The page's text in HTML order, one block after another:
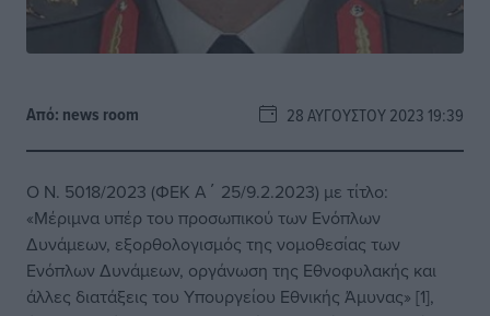
Από: news room 28 ΑΥΓΟΎΣΤΟΥ 2023 19:39
Ο Ν. 5018/2023 (ΦΕΚ Α΄ 25/9.2.2023) με τίτλο:
«Μέριμνα υπέρ του προσωπικού των Ενόπλων
Δυνάμεων, εξορθολογισμός της νομοθεσίας των
Ενόπλων Δυνάμεων, οργάνωση της Εθνοφυλακής και
άλλες διατάξεις του Υπουργείου Εθνικής Άμυνας» [1],